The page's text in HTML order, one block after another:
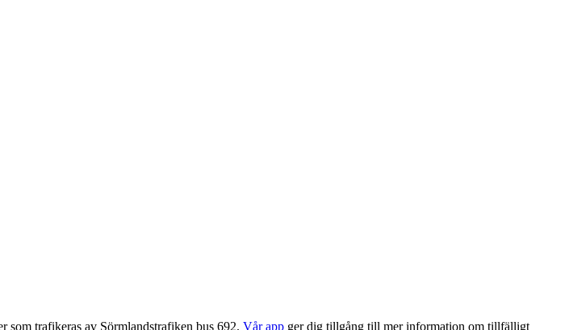
som trafikeras av Sörmlandstrafiken bus 692. Vår app ger dig tillgång till mer information om tillfälligt